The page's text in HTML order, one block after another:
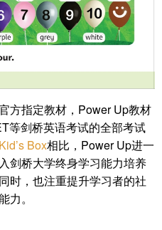
方指定教材，Power Up教材
等剑桥英语考试的全部考试
Kid’s Box相比，Power Up进一
剑桥大学终身学习能力培养
时，也注重提升学习者的社
力。